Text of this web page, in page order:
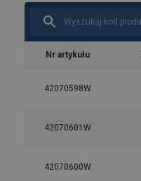
Nr artykułu
42070598W
42070601W
42070600W